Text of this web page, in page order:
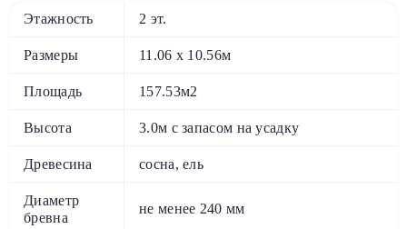
Этажность 2 эт.
Размеры 11.06 х 10.56м
Площадь 157.53м2
Высота 3.0м с запасом на усадку
Древесина сосна, ель
Диаметр
бревна
не менее 240 мм